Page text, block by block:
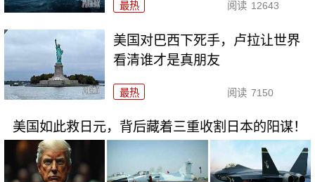
最热 阅读 12643
美国对巴西下死手，卢拉让世界
看清谁才是真朋友
最热 阅读 7150
美国如此救日元，背后藏着三重收割日本的阳谋！